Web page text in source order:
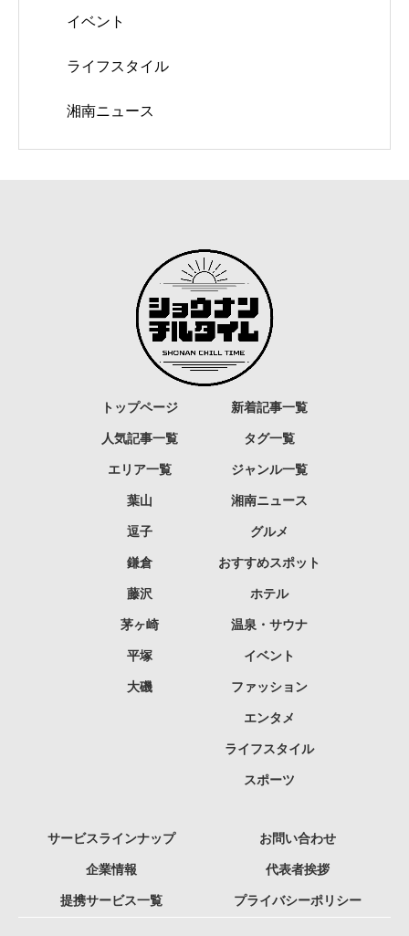
イベント
ライフスタイル
湘南ニュース
トップページ 新着記事一覧
人気記事一覧 タグ一覧
エリア一覧
葉山
逗子
鎌倉
藤沢
茅ヶ崎
平塚
大磯
ジャンル一覧
湘南ニュース
グルメ
おすすめスポット
ホテル
温泉・サウナ
イベント
ファッション
エンタメ
ライフスタイル
スポーツ
サービスラインナップ お問い合わせ
企業情報 代表者挨拶
提携サービス一覧 プライバシーポリシー